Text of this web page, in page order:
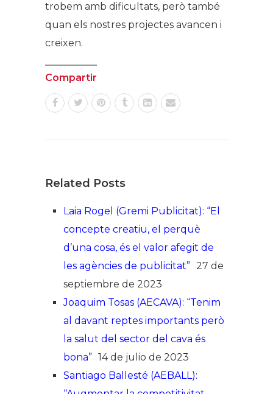
trobem amb dificultats, però també
quan els nostres projectes avancen i
creixen.
Compartir
Related Posts
Laia Rogel (Gremi Publicitat): “El
concepte creatiu, el perquè
d’una cosa, és el valor afegit de
les agències de publicitat” 27 de
septiembre de 2023
Joaquim Tosas (AECAVA): “Tenim
al davant reptes importants però
la salut del sector del cava és
bona” 14 de julio de 2023
Santiago Ballesté (AEBALL):